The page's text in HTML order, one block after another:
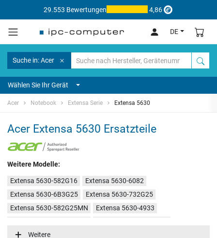
29.553 Bewertungen 4,86
DE
Suche in: Acer
Wählen Sie Ihr Gerät
Acer Notebook Extensa Serie Extensa 5630
Acer Extensa 5630 Ersatzteile
Weitere Modelle:
Extensa 5630-582G16
Extensa 5630-6082
Extensa 5630-6B3G25
Extensa 5630-732G25
Extensa 5630-582G25MN
Extensa 5630-4933
Extensa 5630-582G16M
Weitere